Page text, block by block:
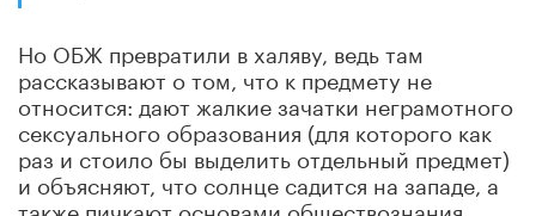
Но ОБЖ превратили в халяву, ведь там
рассказывают о том, что к предмету не
относится: дают жалкие зачатки неграмотного
сексуального образования (для которого как
раз и стоило бы выделить отдельный предмет)
и объясняют, что солнце садится на западе, а
также пичкают основами обществознания,